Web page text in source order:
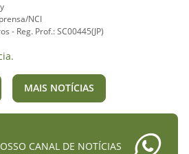
NCI
- Reg. Prof.: SC00445(JP)
MAIS NOTÍCIAS
CANAL DE NOTÍCIAS